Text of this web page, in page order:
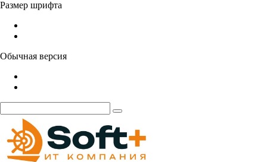
Размер шрифта
Обычная версия